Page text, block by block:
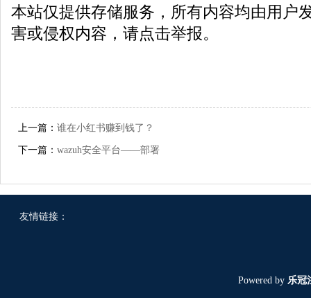
本站仅提供存储服务，所有内容均由用户
害或侵权内容，请点击举报。
上一篇： 谁在小红书赚到钱了？
下一篇： wazuh安全平台——部署
友情链接：
Powered by 乐冠